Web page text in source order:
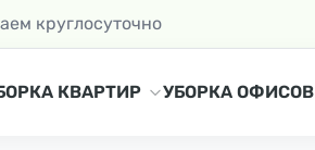
круглосуточно
КВАРТИР УБОРКА ОФИСОВ